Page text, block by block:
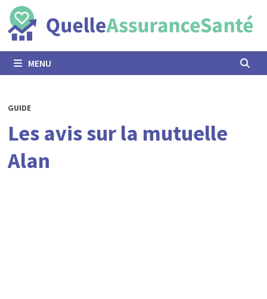
Passer
au
contenu
MENU
GUIDE
Les avis sur la mutuelle
Alan